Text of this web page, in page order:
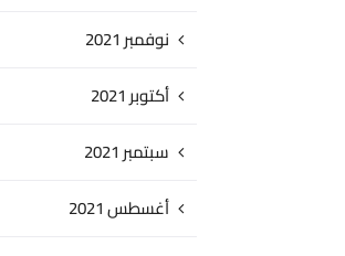
نوفمبر 2021
أكتوبر 2021
سبتمبر 2021
أغسطس 2021